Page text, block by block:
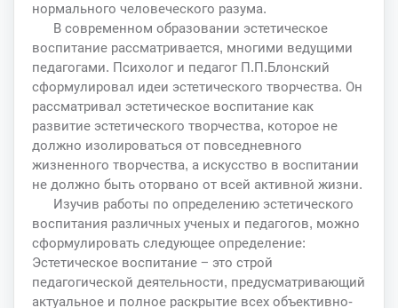
нормального человеческого разума.
В современном образовании эстетическое
воспитание рассматривается, многими ведущими
педагогами. Психолог и педагог П.П.Блонский
сформулировал идеи эстетического творчества. Он
рассматривал эстетическое воспитание как
развитие эстетического творчества, которое не
должно изолироваться от повседневного
жизненного творчества, а искусство в воспитании
не должно быть оторвано от всей активной жизни.
Изучив работы по определению эстетического
воспитания различных ученых и педагогов, можно
сформулировать следующее определение:
Эстетическое воспитание − это строй
педагогической деятельности, предусматривающий
актуальное и полное раскрытие всех объективно-